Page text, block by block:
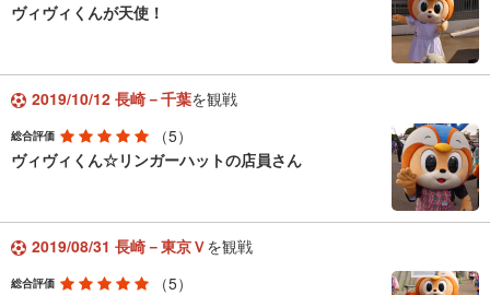
ヴィヴィくんが天使！
2019/10/12 長崎－千葉を観戦
総合評価
（5）
ヴィヴィくん☆リンガーハットの店員さん
2019/08/31 長崎－東京Ｖを観戦
総合評価
（5）